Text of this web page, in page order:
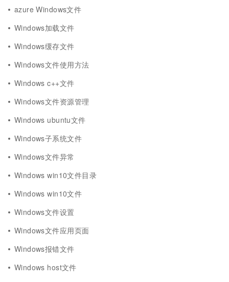
azure Windows文件
Windows加载文件
Windows缓存文件
Windows文件使用方法
Windows c++文件
Windows文件资源管理
Windows ubuntu文件
Windows子系统文件
Windows文件异常
Windows win10文件目录
Windows win10文件
Windows文件设置
Windows文件应用页面
Windows报错文件
Windows host文件